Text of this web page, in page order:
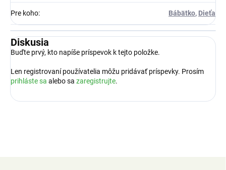
Pre koho: Bábätko, Dieťa
Diskusia
Buďte prvý, kto napíše príspevok k tejto položke.
Len registrovaní používatelia môžu pridávať príspevky. Prosím
prihláste sa alebo sa zaregistrujte.